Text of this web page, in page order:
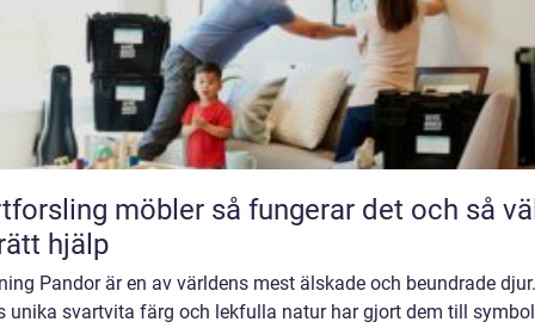
möbler så fungerar det och så väljer
hjälp
Pandor är en av världens mest älskade och beundrade djur.
unika svartvita färg och lekfulla natur har gjort dem till